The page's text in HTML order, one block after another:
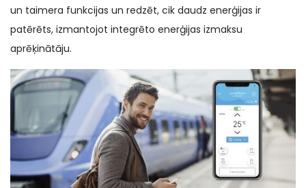
un taimera funkcijas un redzēt, cik daudz enerģijas ir
patērēts, izmantojot integrēto enerģijas izmaksu
aprēķinātāju.